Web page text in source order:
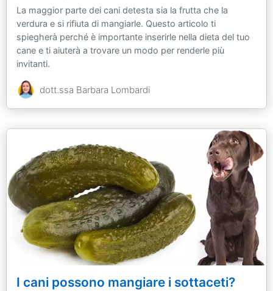
La maggior parte dei cani detesta sia la frutta che la
verdura e si rifiuta di mangiarle. Questo articolo ti
spiegherà perché è importante inserirle nella dieta del tuo
cane e ti aiuterà a trovare un modo per renderle più
invitanti.
dott.ssa Barbara Lombardi
I cani possono mangiare i sottaceti?